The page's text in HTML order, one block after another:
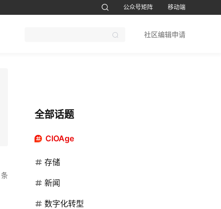
公众号矩阵
移动端
社区编辑申请
全部话题
CIOAge
存储
新闻
数字化转型